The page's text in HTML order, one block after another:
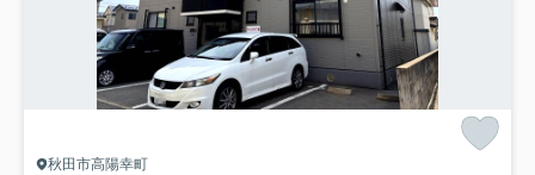
秋田市高陽幸町